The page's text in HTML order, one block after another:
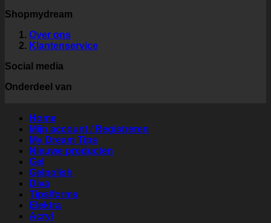
Shopmydream
Over ons
Klantenservice
Social media
Onderdeel van
Home
Mijn account / Registreren
My Dream Tips
Nieuwe producten
Gel
Gelpolish
Diva
Tips/forms
Elektra
Acryl